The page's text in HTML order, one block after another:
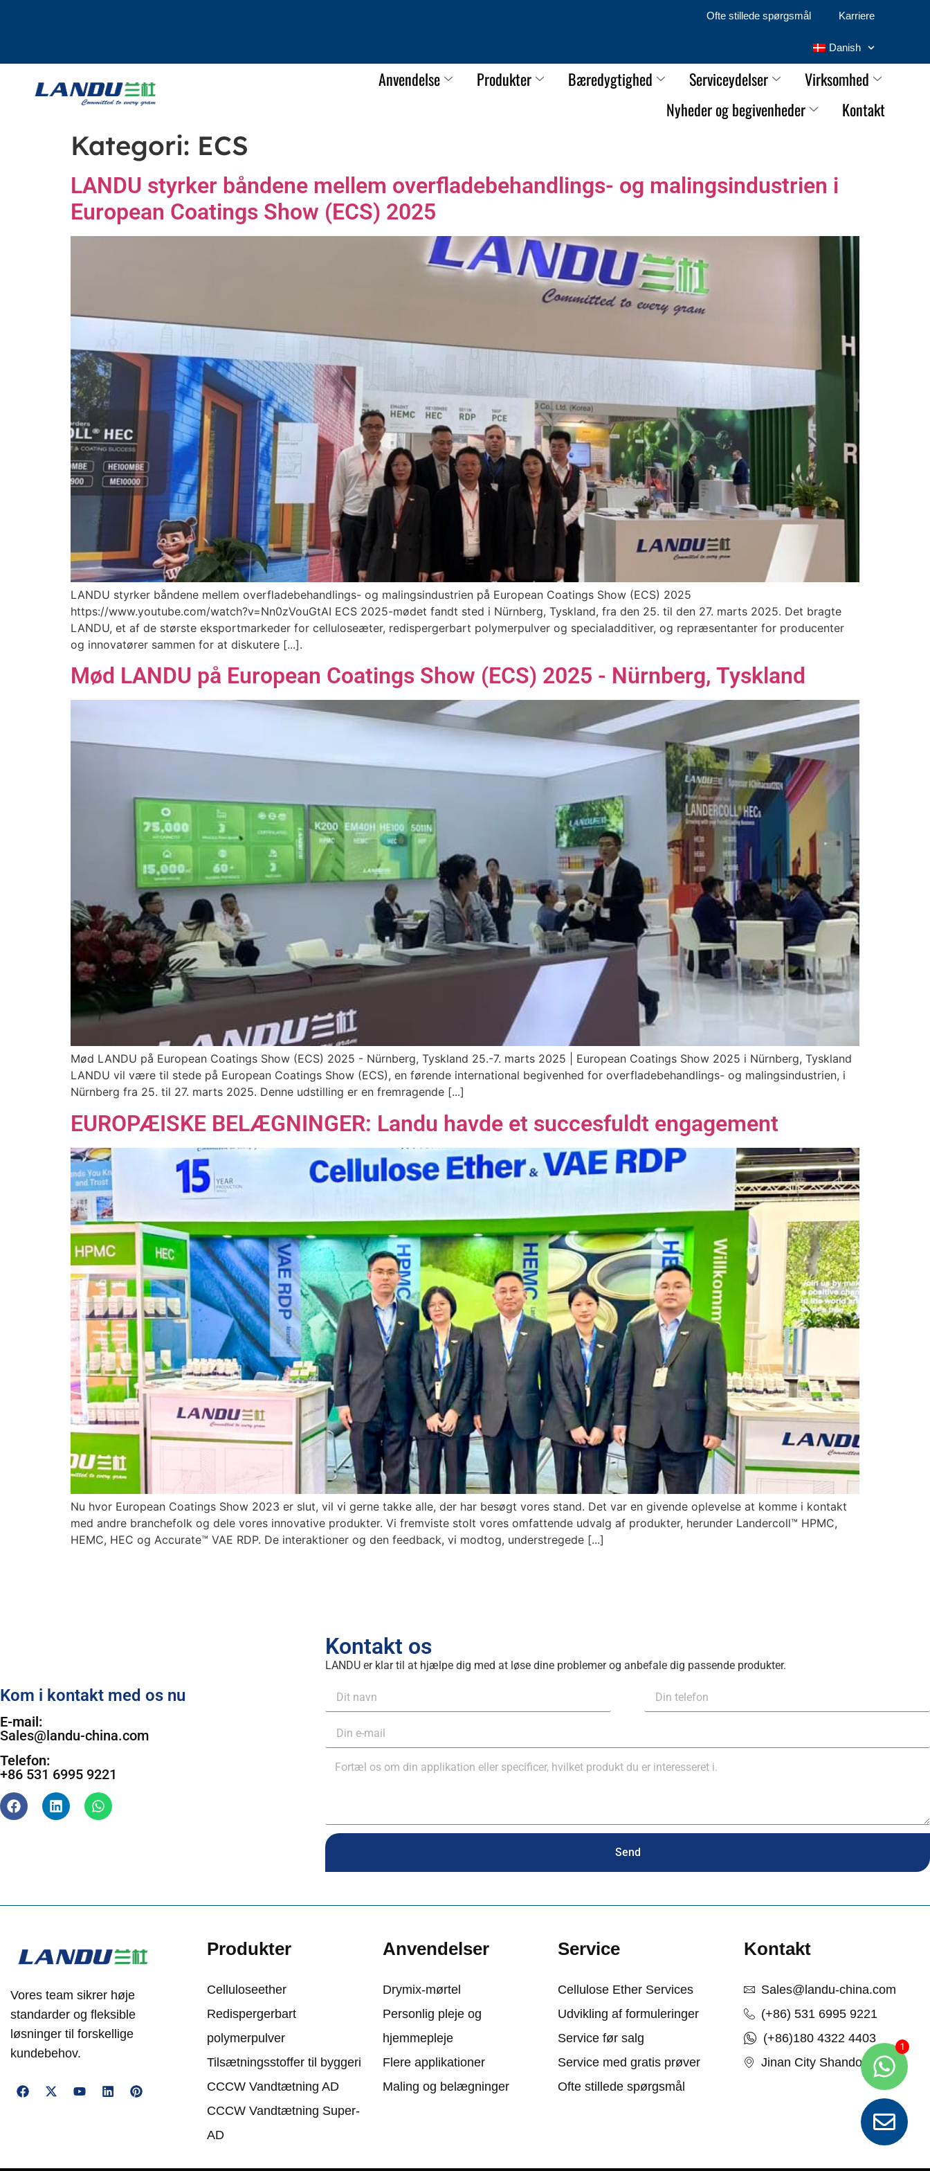
Ofte stillede spørgsmål Karriere
Danish
Anvendelse Produkter Bæredygtighed Serviceydelser
Virksomhed
Nyheder og begivenheder
Kontakt
Kategori: ECS
LANDU styrker båndene mellem overfladebehandlings- og malingsindustrien i
European Coatings Show (ECS) 2025
LANDU styrker båndene mellem overfladebehandlings- og malingsindustrien på European Coatings Show (ECS) 2025
https://www.youtube.com/watch?v=Nn0zVouGtAI ECS 2025-mødet fandt sted i Nürnberg, Tyskland, fra den 25. til den 27. marts 2025. Det bragte
LANDU, et af de største eksportmarkeder for celluloseæter, redispergerbart polymerpulver og specialadditiver, og repræsentanter for producenter
og innovatører sammen for at diskutere [...].
Mød LANDU på European Coatings Show (ECS) 2025 - Nürnberg, Tyskland
Mød LANDU på European Coatings Show (ECS) 2025 - Nürnberg, Tyskland 25.-7. marts 2025 | European Coatings Show 2025 i Nürnberg, Tyskland
LANDU vil være til stede på European Coatings Show (ECS), en førende international begivenhed for overfladebehandlings- og malingsindustrien, i
Nürnberg fra 25. til 27. marts 2025. Denne udstilling er en fremragende [...]
EUROPÆISKE BELÆGNINGER: Landu havde et succesfuldt engagement
Nu hvor European Coatings Show 2023 er slut, vil vi gerne takke alle, der har besøgt vores stand. Det var en givende oplevelse at komme i kontakt
med andre branchefolk og dele vores innovative produkter. Vi fremviste stolt vores omfattende udvalg af produkter, herunder Landercoll™ HPMC,
HEMC, HEC og Accurate™ VAE RDP. De interaktioner og den feedback, vi modtog, understregede [...]
Kom i kontakt med os nu
E-mail:
Sales@landu-china.com
Telefon:
+86 531 6995 9221
Kontakt os
LANDU er klar til at hjælpe dig med at løse dine problemer og anbefale dig passende produkter.
Send
Vores team sikrer høje
standarder og fleksible
løsninger til forskellige
kundebehov.
Produkter
Celluloseether
Redispergerbart
polymerpulver
Tilsætningsstoffer til byggeri
CCCW Vandtætning AD
CCCW Vandtætning Super-
AD
Anvendelser
Drymix-mørtel
Personlig pleje og
hjemmepleje
Flere applikationer
Maling og belægninger
Service
Cellulose Ether Services
Udvikling af formuleringer
Service før salg
Service med gratis prøver
Ofte stillede spørgsmål
Kontakt
Sales@landu-china.com
(+86) 531 6995 9221
(+86)180 4322 4403
Jinan City Shandong Kina